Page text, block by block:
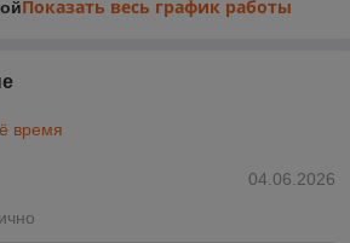
Показать весь график работы
время
04.06.2026